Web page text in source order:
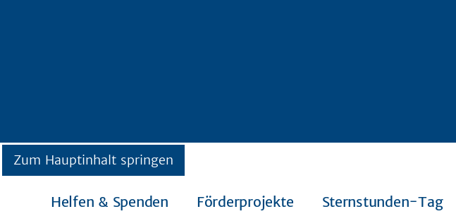
Zum Hauptinhalt springen
Helfen & Spenden Förderprojekte Sternstunden-Tag